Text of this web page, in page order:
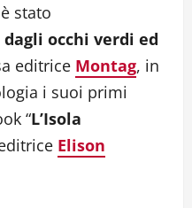
stato
dagli occhi verdi ed
editrice Montag, in
i suoi primi
“L’Isola
Elison